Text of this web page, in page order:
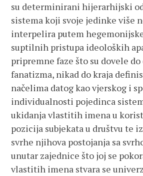
su determinirani hijerarhijski
sistema koji svoje jedinke više
interpelira putem
suptilnih pristupa ideoloških
pripremne faze što su dovele
fanatizma, nikad do kraja
načelima datog kao vjerskog i
individualnosti pojedinca
ukidanja vlastitih imena u
pozicija subjekata u društvu te
svrhe njihova postojanja sa
unutar zajednice što joj se
vlastitih imena stvara se